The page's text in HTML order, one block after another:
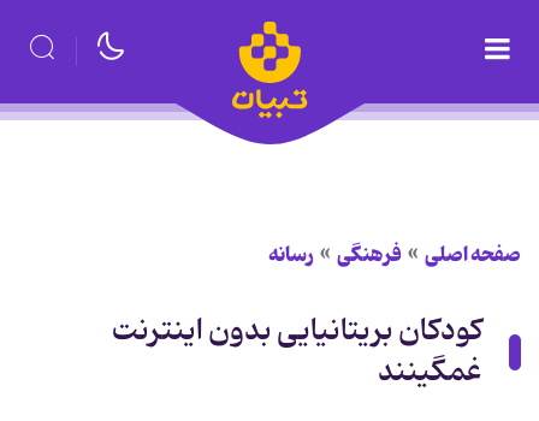
صفحه اصلی فرهنگی رسانه
کودکان بريتانيايی بدون اينترنت
غمگينند